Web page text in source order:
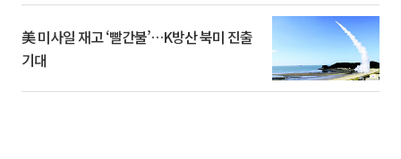
美 미사일 재고 ‘빨간불’…K방산 북미 진출
기대